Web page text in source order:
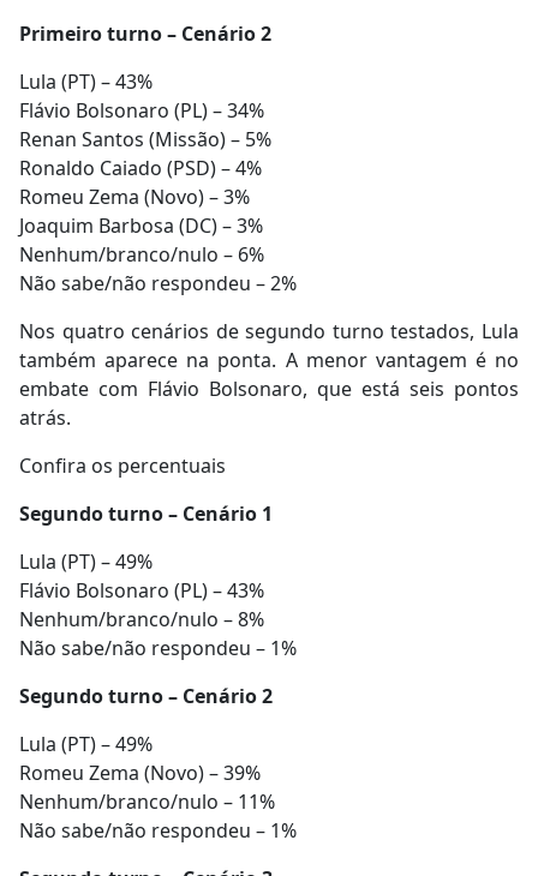
Primeiro turno – Cenário 2
Lula (PT) – 43%
Flávio Bolsonaro (PL) – 34%
Renan Santos (Missão) – 5%
Ronaldo Caiado (PSD) – 4%
Romeu Zema (Novo) – 3%
Joaquim Barbosa (DC) – 3%
Nenhum/branco/nulo – 6%
Não sabe/não respondeu – 2%
Nos quatro cenários de segundo turno testados, Lula
também aparece na ponta. A menor vantagem é no
embate com Flávio Bolsonaro, que está seis pontos
atrás.
Confira os percentuais
Segundo turno – Cenário 1
Lula (PT) – 49%
Flávio Bolsonaro (PL) – 43%
Nenhum/branco/nulo – 8%
Não sabe/não respondeu – 1%
Segundo turno – Cenário 2
Lula (PT) – 49%
Romeu Zema (Novo) – 39%
Nenhum/branco/nulo – 11%
Não sabe/não respondeu – 1%